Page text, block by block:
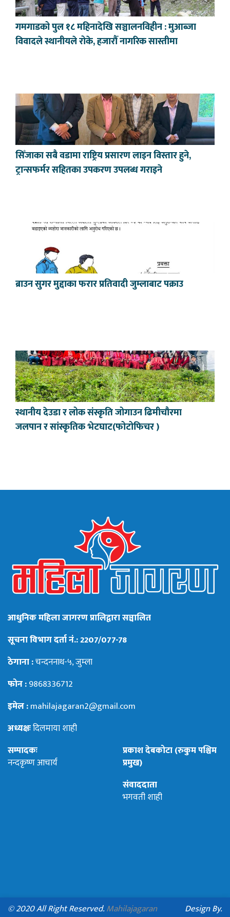
गमगाडको पुल १८ महिनादेखि सञ्चालनविहीन : मुआब्जा
विवादले स्थानीयले रोके, हजारौँ नागरिक सास्तीमा
सिँजाका सबै वडामा राष्ट्रिय प्रसारण लाइन विस्तार हुने,
ट्रान्सफर्मर सहितका उपकरण उपलब्ध गराइने
ब्राउन सुगर मुद्दाका फरार प्रतिवादी जुम्लाबाट पक्राउ
स्थानीय देउडा र लोक संस्कृति जोगाउन ढिमीचौरमा
जलपान र सांस्कृतिक भेटघाट(फोटोफिचर )
आधुनिक महिला जागरण प्रालिद्वारा सञ्चालित
सूचना विभाग दर्ता नं.: 2207/077-78
ठेगाना :चन्दननाथ-५, जुम्ला
फोन :9868336712
इमेल :mahilajagaran2@gmail.com
अध्यक्षःदिलमाया शाही
सम्पादकः
नन्दकृष्ण आचार्य
प्रकाश देबकोटा (रुकुम पश्चिम
प्रमुख)
संवाददाता
भगवती शाही
© 2020 All Right Reserved.Mahilajagaran
Design By.